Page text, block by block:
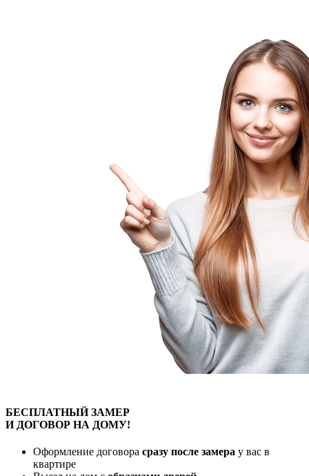
БЕСПЛАТНЫЙЗАМЕР
И ДОГОВОР НА ДОМУ!
Оформление договора сразу после замера у вас в
квартире